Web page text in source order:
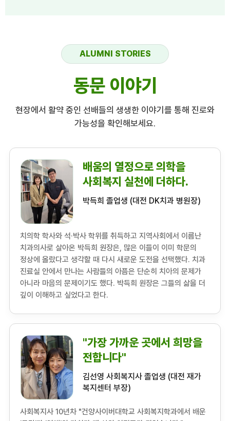
ALUMNI STORIES
동문 이야기
현장에서 활약 중인 선배들의 생생한 이야기를 통해 진로와
가능성을 확인해보세요.
배움의 열정으로 의학을
사회복지 실천에 더하다.
박득희 졸업생 (대전 DK치과 병원장)
치의학 학사와 석·박사 학위를 취득하고 지역사회에서 이름난
치과의사로 살아온 박득희 원장은, 많은 이들이 이미 학문의
정상에 올랐다고 생각할 때 다시 새로운 도전을 선택했다. 치과
진료실 안에서 만나는 사람들의 아픔은 단순히 치아의 문제가
아니라 마음의 문제이기도 했다. 박득희 원장은 그들의 삶을 더
깊이 이해하고 싶었다고 한다.
"가장 가까운 곳에서 희망을
전합니다"
김선영 사회복지사 졸업생 (대전 재가
복지센터 부장)
사회복지사 10년차 "건양사이버대학교 사회복지학과에서 배운